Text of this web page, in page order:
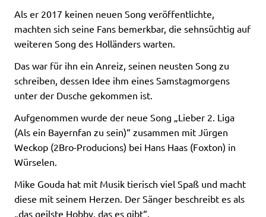
Als er 2017 keinen neuen Song veröffentlichte,
machten sich seine Fans bemerkbar, die sehnsüchtig auf
weiteren Song des Holländers warten.
Das war für ihn ein Anreiz, seinen neusten Song zu
schreiben, dessen Idee ihm eines Samstagmorgens
unter der Dusche gekommen ist.
Aufgenommen wurde der neue Song „Lieber 2. Liga
(Als ein Bayernfan zu sein)“ zusammen mit Jürgen
Weckop (2Bro-Producions) bei Hans Haas (Foxton) in
Würselen.
Mike Gouda hat mit Musik tierisch viel Spaß und macht
diese mit seinem Herzen. Der Sänger beschreibt es als
„das geilste Hobby, das es gibt“.